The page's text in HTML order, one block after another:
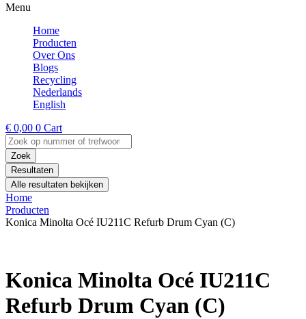
Menu
Home
Producten
Over Ons
Blogs
Recycling
Nederlands
English
€ 0,00 0 Cart
Search
...Zoek
Resultaten
Alle resultaten bekijken
Home
Producten
Konica Minolta Océ IU211C Refurb Drum Cyan (C)
Konica Minolta Océ IU211C
Refurb Drum Cyan (C)